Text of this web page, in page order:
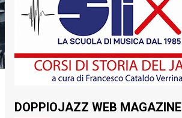
DOPPIOJAZZ WEB MAGAZINE